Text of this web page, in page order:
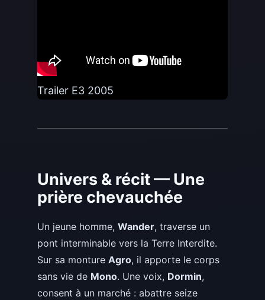
Trailer E3 2005
Univers & récit — Une
prière chevauchée
Un jeune homme, Wander, traverse un
pont interminable vers la Terre Interdite.
Sur sa monture Agro, il apporte le corps
sans vie de Mono. Une voix, Dormin,
consent à un marché : abattre seize